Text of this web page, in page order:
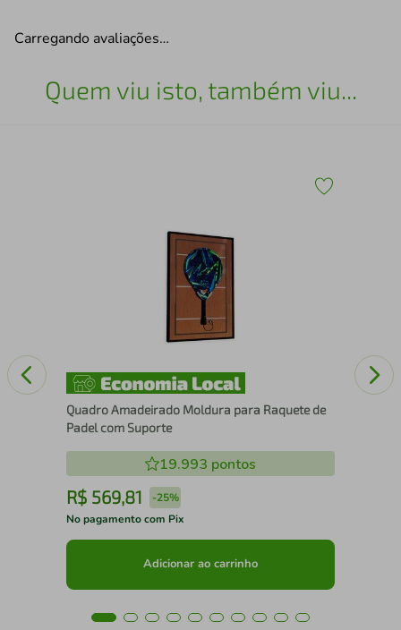
Carregando avaliações…
Quem viu isto, também viu...
Quadro Amadeirado Moldura para Raquete de
Padel com Suporte
19.993 pontos
R$ 569,81 -25%
No pagamento com Pix
Adicionar ao carrinho